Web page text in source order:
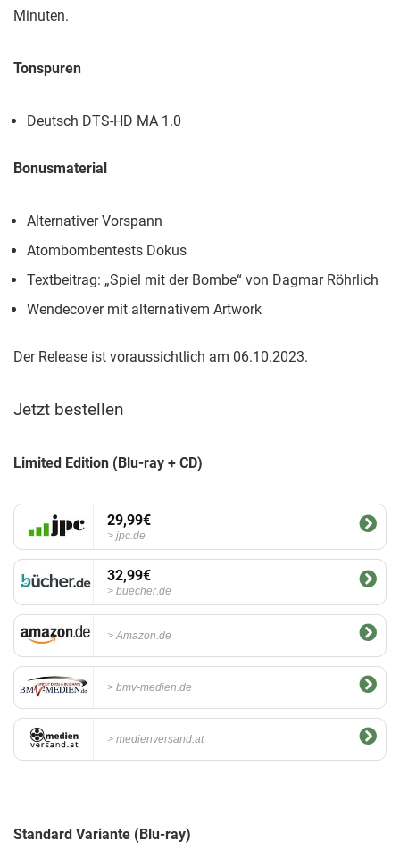
Minuten.
Tonspuren
Deutsch DTS-HD MA 1.0
Bonusmaterial
Alternativer Vorspann
Atombombentests Dokus
Textbeitrag: „Spiel mit der Bombe“ von Dagmar Röhrlich
Wendecover mit alternativem Artwork
Der Release ist voraussichtlich am 06.10.2023.
Jetzt bestellen
Limited Edition (Blu-ray + CD)
29,99€
jpc.de
32,99€
buecher.de
Amazon.de
bmv-medien.de
medienversand.at
Standard Variante (Blu-ray)